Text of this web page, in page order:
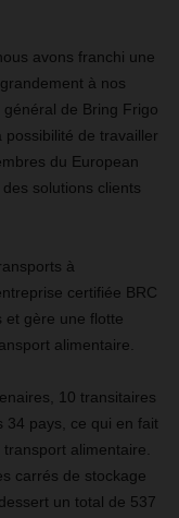
avons franchi une
à nos
de Bring Frigo
de travailler
du European
solutions clients
à
certifiée BRC
et gère une flotte
alimentaire.
10 transitaires
34 pays, ce qui en fait
alimentaire.
carrés de stockage
un total de 537